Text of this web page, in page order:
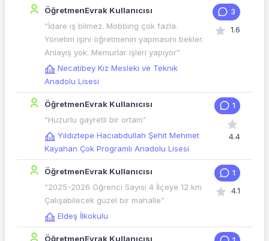
ÖğretmenEvrak Kullanıcısı
“İdare iş bilmez. Mobbing çok fazla.
Yönetim işini öğretmenin yapmasını bekler.
Anlayış yok. Memurlar işleri yapıyor”
Necatibey Kız Mesleki ve Teknik
Anadolu Lisesi
3
1.6
ÖğretmenEvrak Kullanıcısı
“Huzurlu gayretli bir ortam”
Yıldıztepe Hacıabdullah Şehit Mehmet
Kayahan Çok Programlı Anadolu Lisesi
1
4.4
ÖğretmenEvrak Kullanıcısı
“2025-2026 Öğrenci Sayısı 4 İlçeye 12 km
Çalışabilecek güzel bir mahalle”
Eldeş İlkokulu
1
4.1
ÖğretmenEvrak Kullanıcısı